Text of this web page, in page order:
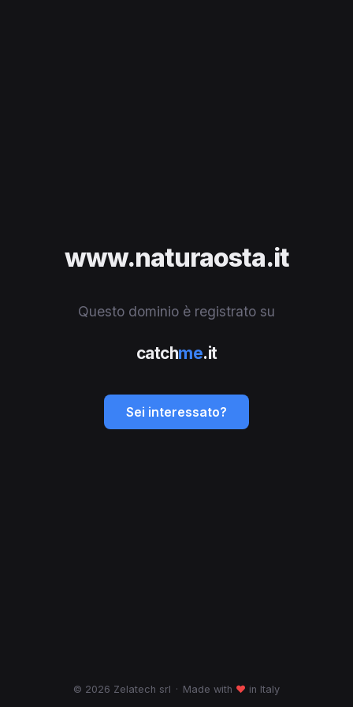
www.naturaosta.it
Questo dominio è registrato su
catchme.it
Sei interessato?
© 2026 Zelatech srl · Made with ♥ in Italy